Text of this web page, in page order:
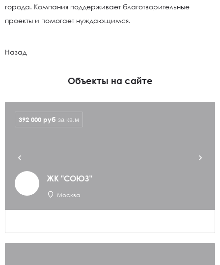
города. Компания поддерживает благотворительные
проекты и помогает нуждающимся.
Назад
Объекты на сайте
ЖК "СОЮЗ"
Москва
392 000 руб за кв.м